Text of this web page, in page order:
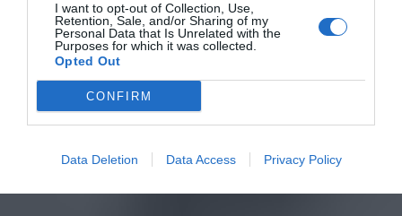
I want to opt-out of Collection, Use,
Retention, Sale, and/or Sharing of my
Personal Data that Is Unrelated with the
Purposes for which it was collected.
Opted Out
CONFIRM
Data Deletion Data Access Privacy Policy